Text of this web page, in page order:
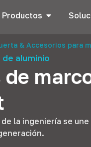
Productos
& Accesorios para
aluminio
la ingeniería se